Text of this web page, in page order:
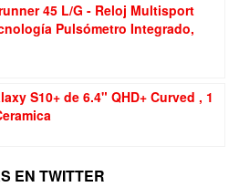
45 L/G - Reloj Multisport
Pulsómetro Integrado,
S10+ de 6.4" QHD+ Curved , 1
EN TWITTER